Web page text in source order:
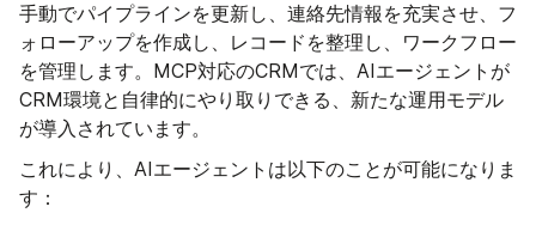
手動でパイプラインを更新し、連絡先情報を充実させ、フ
ォローアップを作成し、レコードを整理し、ワークフロー
を管理します。MCP対応のCRMでは、AIエージェントが
CRM環境と自律的にやり取りできる、新たな運用モデル
が導入されています。
これにより、AIエージェントは以下のことが可能になりま
す：